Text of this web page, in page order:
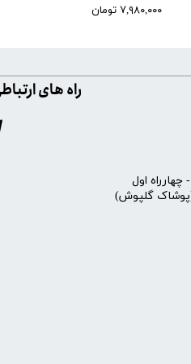
۷,۹۸۰,۰۰۰ تومان
​آدرس فروشگاه: قم - بلوار شهید محلاتی - کوچه 1 - چهارراه اول
​​راه های